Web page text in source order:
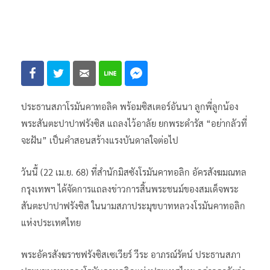
ประธานสภาโรมันคาทอลิค พร้อมซิสเตอร์อันนา ลูกพี่ลูกน้อง
พระสันตะปาปาฟรังซิส แถลงไว้อาลัย ยกพระดำรัส “อย่ากลัวที่
จะฝัน” เป็นคำสอนสร้างแรงบันดาลใจต่อไป
วันนี้ (22 เม.ย. 68) ที่สำนักมิสซังโรมันคาทอลิก อัครสังฆมณทล
กรุงเทพฯ ได้จัดการแถลงข่าวการสิ้นพระชนม์ของสมเด็จพระ
สันตะปาปาฟรังซิส ในนามสภาประมุขบาทหลวงโรมันคาทอลิก
แห่งประเทศไทย
พระอัครสังฆราชฟรังซิสเซเวียร์ วีระ อาภรณ์รัตน์ ประธานสภา